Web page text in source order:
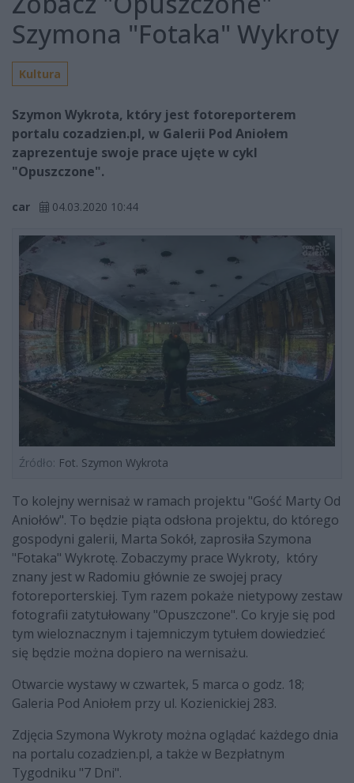
Szymona "Fotaka" Wykroty
Kultura
Szymon Wykrota, który jest fotoreporterem
portalu cozadzien.pl, w Galerii Pod Aniołem
zaprezentuje swoje prace ujęte w cykl
"Opuszczone".
car 04.03.2020 10:44
Źródło: Fot. Szymon Wykrota
To kolejny wernisaż w ramach projektu "Gość Marty Od
Aniołów". To będzie piąta odsłona projektu, do którego
gospodyni galerii, Marta Sokół, zaprosiła Szymona
"Fotaka" Wykrotę. Zobaczymy prace Wykroty, który
znany jest w Radomiu głównie ze swojej pracy
fotoreporterskiej. Tym razem pokaże nietypowy zestaw
fotografii zatytułowany "Opuszczone". Co kryje się pod
tym wieloznacznym i tajemniczym tytułem dowiedzieć
się będzie można dopiero na wernisażu.
Otwarcie wystawy w czwartek, 5 marca o godz. 18;
Galeria Pod Aniołem przy ul. Kozienickiej 283.
Zdjęcia Szymona Wykroty można oglądać każdego dnia
na portalu cozadzien.pl, a także w Bezpłatnym
Tygodniku "7 Dni".